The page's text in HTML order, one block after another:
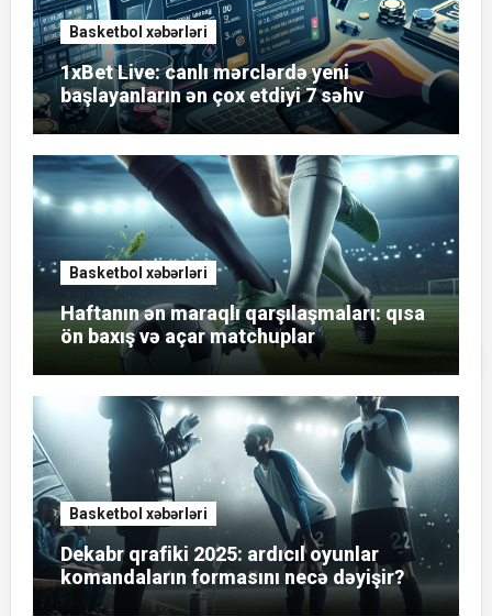
Basketbol xəbərləri
1xBet Live: canlı mərclərdə yeni
başlayanların ən çox etdiyi 7 səhv
Basketbol xəbərləri
Haftanın ən maraqlı qarşılaşmaları: qısa
ön baxış və açar matchuplar
Basketbol xəbərləri
Dekabr qrafiki 2025: ardıcıl oyunlar
komandaların formasını necə dəyişir?